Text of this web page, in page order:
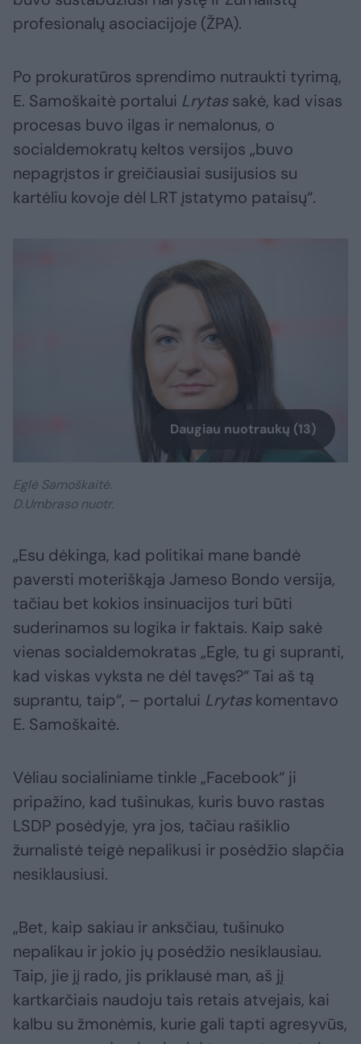
profesionalų asociacijoje (ŽPA).
Po prokuratūros sprendimo nutraukti tyrimą,
E. Samoškaitė portalui Lrytassakė, kad visas
procesas buvo ilgas ir nemalonus, o
socialdemokratų keltos versijos „buvo
nepagrįstos ir greičiausiai susijusios su
kartėliu kovoje dėl LRT įstatymo pataisų“.
Daugiau nuotraukų (13)
Eglė Samoškaitė.
D.Umbraso nuotr.
„Esu dėkinga, kad politikai mane bandė
paversti moteriškąja Jameso Bondo versija,
tačiau bet kokios insinuacijos turi būti
suderinamos su logika ir faktais. Kaip sakė
vienas socialdemokratas „Egle, tu gi supranti,
kad viskas vyksta ne dėl tavęs?“ Tai aš tą
suprantu, taip“, – portalui Lrytaskomentavo
E. Samoškaitė.
Vėliau socialiniame tinkle „Facebook“ ji
pripažino, kad tušinukas, kuris buvo rastas
LSDP posėdyje, yra jos, tačiau rašiklio
žurnalistė teigė nepalikusi ir posėdžio slapčia
nesiklausiusi.
„Bet, kaip sakiau ir anksčiau, tušinuko
nepalikau ir jokio jų posėdžio nesiklausiau.
Taip, jie jį rado, jis priklausė man, aš jį
kartkarčiais naudoju tais retais atvejais, kai
kalbu su žmonėmis, kurie gali tapti agresyvūs,